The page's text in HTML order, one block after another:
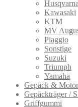
Husqvarna
Kawasaki
KTM
MV
Piaggio
Sonstige
Suzuki
Triumph
Yamaha
Gepäck &
Gepäckträger /
Griffgummi